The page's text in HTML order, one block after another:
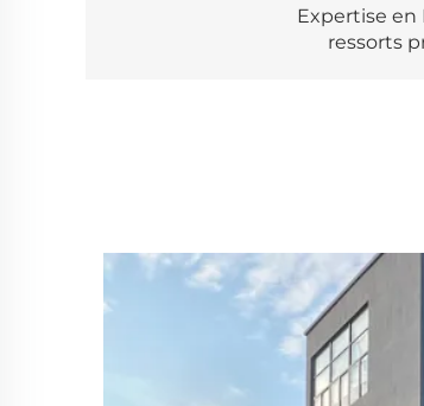
Expertise en
ressorts